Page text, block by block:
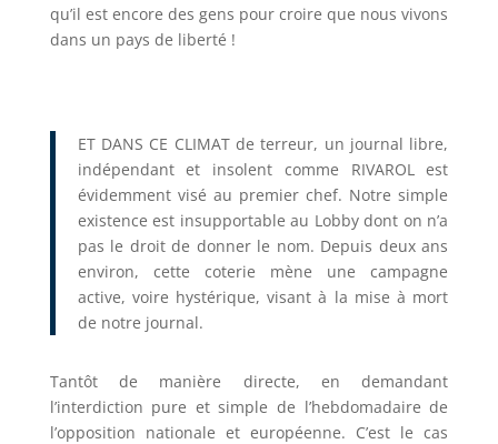
qu’il est encore des gens pour croire que nous vivons
dans un pays de liberté !
ET DANS CE CLIMAT de terreur, un journal libre,
indépendant et insolent comme RIVAROL est
évidemment visé au premier chef. Notre simple
existence est insupportable au Lobby dont on n’a
pas le droit de donner le nom. Depuis deux ans
environ, cette coterie mène une campagne
active, voire hystérique, visant à la mise à mort
de notre journal.
Tantôt de manière directe, en demandant
l’interdiction pure et simple de l’hebdomadaire de
l’opposition nationale et européenne. C’est le cas